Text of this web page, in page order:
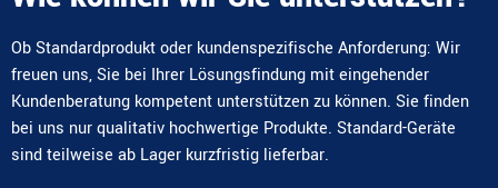
Ob Standardprodukt oder kundenspezifische Anforderung: Wir
freuen uns, Sie bei Ihrer Lösungsfindung mit eingehender
Kundenberatung kompetent unterstützen zu können. Sie finden
bei uns nur qualitativ hochwertige Produkte. Standard-Geräte
sind teilweise ab Lager kurzfristig lieferbar.